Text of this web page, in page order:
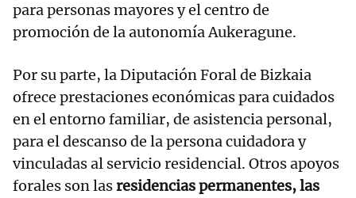
para personas mayores y el centro de
promoción de la autonomía Aukeragune.
Por su parte, la Diputación Foral de Bizkaia
ofrece prestaciones económicas para cuidados
en el entorno familiar, de asistencia personal,
para el descanso de la persona cuidadora y
vinculadas al servicio residencial. Otros apoyos
forales son lasresidencias permanentes, las